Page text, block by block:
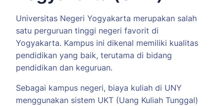
Universitas Negeri Yogyakarta merupakan salah
satu perguruan tinggi negeri favorit di
Yogyakarta. Kampus ini dikenal memiliki kualitas
pendidikan yang baik, terutama di bidang
pendidikan dan keguruan.
Sebagai kampus negeri, biaya kuliah di UNY
menggunakan sistem UKT (Uang Kuliah Tunggal)